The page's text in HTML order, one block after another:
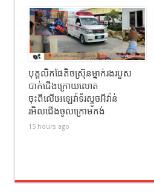
បុគ្គលិកផែតិចស្រ៊ុនម្នាក់រងរបួស
បាក់ជេីងក្រោយលោត
ចុះពីលេីអេឡេវ៉ាទ័រស្ទូចអីវ៉ាន់
រអិលជេីងចូលក្រោមកង់
15 hours ago